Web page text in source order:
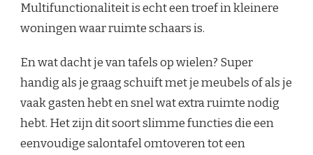
Multifunctionaliteit is echt een troef in kleinere
woningen waar ruimte schaars is.
En wat dacht je van tafels op wielen? Super
handig als je graag schuift met je meubels of als je
vaak gasten hebt en snel wat extra ruimte nodig
hebt. Het zijn dit soort slimme functies die een
eenvoudige salontafel omtoveren tot een